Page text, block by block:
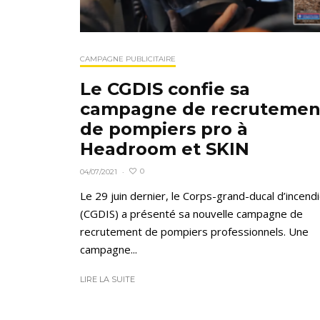
CAMPAGNE PUBLICITAIRE
Le CGDIS confie sa
campagne de
de pompiers pro à
Headroom et SKIN
04/07/2021 · 0
Le 29 juin dernier, le Corps-grand-ducal
(CGDIS) a présenté sa nouvelle campagne de
recrutement de pompiers professionnels. Une
campagne...
LIRE LA SUITE